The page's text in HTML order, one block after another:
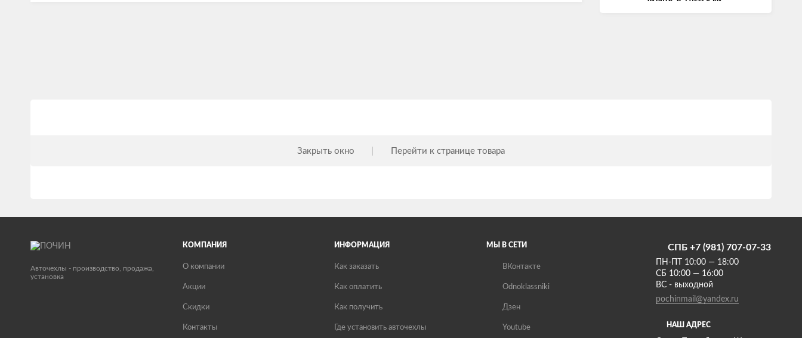
Закрыть окно Перейти к странице товара
Авточехлы - производство, продажа,
установка
КОМПАНИЯ
О компании
Акции
Скидки
Контакты
ИНФОРМАЦИЯ
Как заказать
Как оплатить
Как получить
Где установить авточехлы
МЫ В СЕТИ
ВКонтакте
Odnoklassniki
Дзен
Youtube НАШ АДРЕС
СПБ +7 (981) 707-07-33
ПН-ПТ 10:00 — 18:00
СБ 10:00 — 16:00
ВС - выходной
pochinmail@yandex.ru